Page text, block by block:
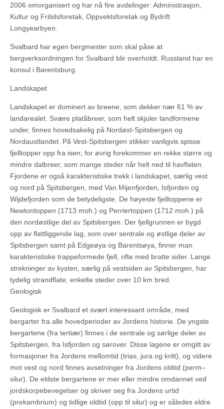
2006 omorganisert og har nå fire avdelinger: Administrasjon,
Kultur og Fritidsforetak, Oppvektsforetak og Bydrift
Longyearbyen.
Svalbard har egen bergmester som skal påse at
bergverksordningen for Svalbard blir overholdt. Russland har en
konsul i Barentsburg.
Landskapet
Landskapet er dominert av breene, som dekker nær 61 % av
landarealet. Svære platåbreer, som helt skjuler landformene
under, finnes hovedsakelig på Nordøst-Spitsbergen og
Nordaustlandet. På Vest-Spitsbergen stikker vanligvis spisse
fjelltopper opp fra isen; for øvrig forekommer en rekke større og
mindre dalbreer, som mange steder når helt ned til havflaten.
Fjordene er også karakteristiske trekk i landskapet, særlig vest
og nord på Spitsbergen, med Van Mijenfjorden, Isfjorden og
Wijdefjorden som de betydeligste. De høyeste fjelltoppene er
Newtontoppen (1713 moh.) og Perriertoppen (1712 moh.) på
den nordøstlige del av Spitsbergen. Der fjellgrunnen er bygd
opp av flattliggende lag, som over sentrale og østlige deler av
Spitsbergen samt på Edgeøya og Barentsøya, finner man
karakteristiske trappeformede fjell, ofte med bratte sider. Lange
strekninger av kysten, særlig på vestsiden av Spitsbergen, har
tydelig strandflate, enkelte steder over 10 km bred.
Geologisk
Geologisk er Svalbard et svært interessant område, med
bergarter fra alle hovedperioder av Jordens historie. De yngste
bergartene (fra tertiær) finnes i de sentrale og sørlige deler av
Spitsbergen, fra Isfjorden og sørover. Disse lagene er omgitt av
formasjoner fra Jordens mellomtid (trias, jura og kritt), og videre
mot vest og nord finnes avsetninger fra Jordens oldtid (perm–
silur). De eldste bergartene er mer eller mindre omdannet ved
jordskorpebevegelser og skriver seg fra Jordens urtid
(prekambrium) og tidlige oldtid (opp til silur) og er således eldre